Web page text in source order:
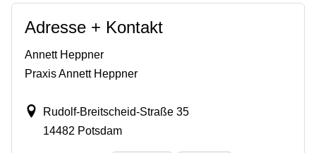
Adresse + Kontakt
Annett Heppner
Praxis Annett Heppner
Rudolf-Breitscheid-Straße 35
14482 Potsdam